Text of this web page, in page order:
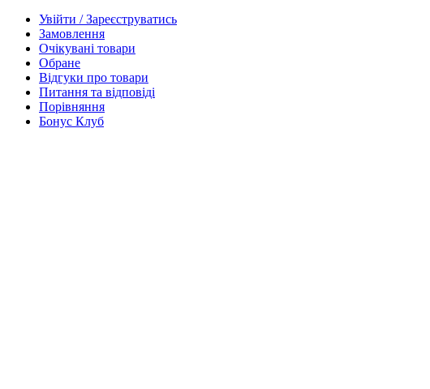
Увійти / Зареєструватись
Замовлення
Очікувані товари
Обране
Відгуки про товари
Питання та відповіді
Порівняння
Бонус Клуб